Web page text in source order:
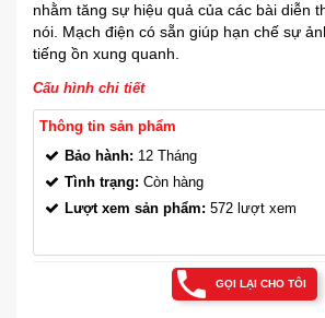
nhằm tăng sự hiệu quả của các bài diễn
nói. Mạch điện có sẵn giúp hạn chế sự
tiếng ồn xung quanh.
Cấu hình chi tiết
Thông tin sản phẩm
Bảo hành: 12 Tháng
Tình trạng: Còn hàng
Lượt xem sản phẩm: 572 lượt xem
GỌI LẠI CHO TÔI